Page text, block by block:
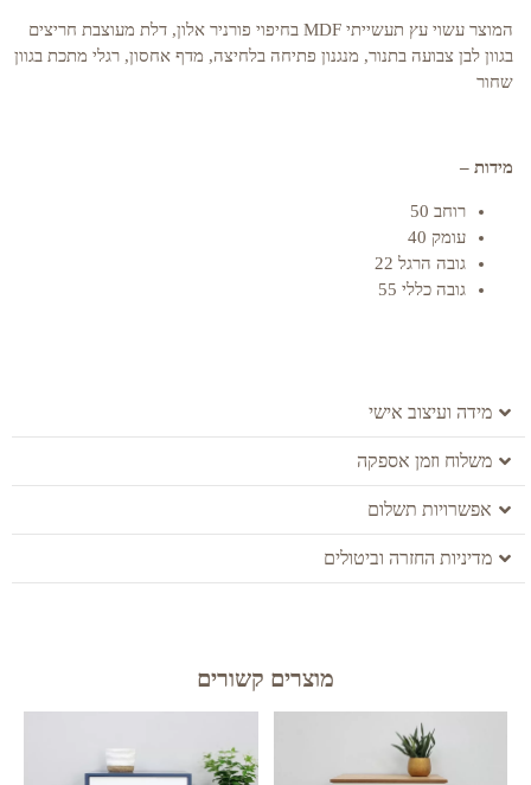
המוצר עשוי עץ תעשייתי MDF בחיפוי פורניר אלון, דלת מעוצבת חריצים
בגוון לבן צבועה בתנור, מנגנון פתיחה בלחיצה, מדף אחסון, רגלי מתכת בגוון
שחור
מידות –
רוחב 50
עומק 40
גובה הרגל 22
גובה כללי 55
מידה ועיצוב אישי
משלוח וזמן אספקה
אפשרויות תשלום
מדיניות החזרה וביטולים
מוצרים קשורים